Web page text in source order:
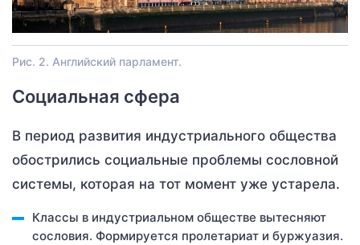
Рис. 2. Английский парламент.
Социальная сфера
В период развития индустриального общества
обострились социальные проблемы сословной
системы, которая на тот момент уже устарела.
Классы в индустриальном обществе вытесняют
сословия. Формируется пролетариат и буржуазия.